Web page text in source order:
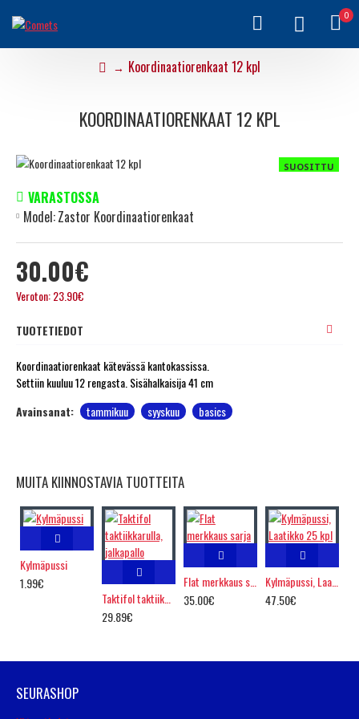
0
Koordinaatiorenkaat 12 kpl
KOORDINAATIORENKAAT 12 KPL
SUOSITTU
30.00€
Veroton: 23.90€
VARASTOSSA
Model:Zastor Koordinaatiorenkaat
TUOTETIEDOT
Koordinaatiorenkaat kätevässä kantokassissa.
Settiin kuuluu 12 rengasta. Sisähalkaisija 41 cm
Avainsanat:
tammikuu syyskuu basics
MUITA KIINNOSTAVIA TUOTTEITA
Kylmäpussi
1.99€
Taktifol taktiikkarulla, jalkapallo
29.89€
Flat merkkaus sarja
35.00€
Kylmäpussi, Laatikko 25 kpl
47.50€
SEURASHOP